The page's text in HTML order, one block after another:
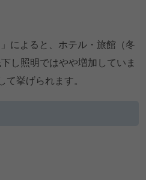
によると、ホテル・旅館（冬
し照明ではやや増加していま
挙げられます。